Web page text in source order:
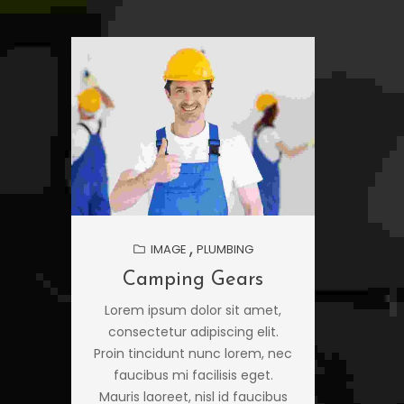
IMAGE PLUMBING
Camping Gears
Lorem ipsum dolor sit amet,
consectetur adipiscing elit.
Proin tincidunt nunc lorem, nec
faucibus mi facilisis eget.
Mauris laoreet, nisl id faucibus